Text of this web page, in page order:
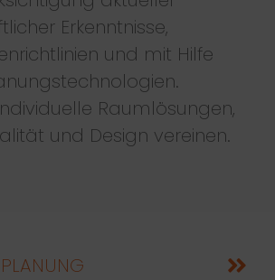
Erkenntnisse,
und mit Hilfe
Raumlösungen,
und Design vereinen.